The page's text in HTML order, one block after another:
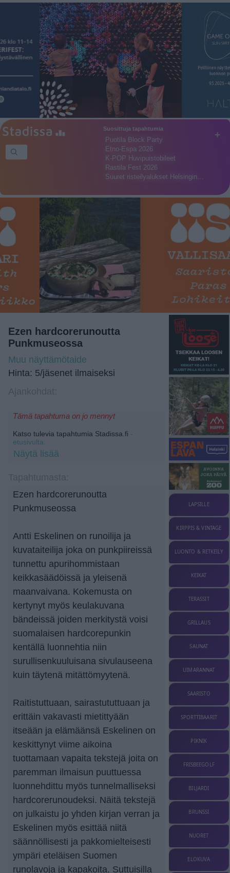
+
Suosittuja tapahtumia
Puotila Block Party
Etno-Espa 2026
K-POP Huvipuistobileet
Rastila Fest 2026
Suuret risteilyalukset Helsingin…
Ezen hardcorerunoutta
Punkmuseossa
Muu näyttämötaide
Hinta: 5/jäsenet ilmaiseksi
Tämä tapahtuma on jo mennyt
Katso tulevia tapahtumia Stadissa.fi -
etusivulta.
Näytä lisää
Ezen hardcorerunoutta
Punkmuseossa
Antti Eskelinen on runoilija ja
kuvataiteilija joka on punkpiireissä
tunnettu apurihommistaan
keikkasäädöissä ja yleisenä
maanvaivana. Kokemusta on
kertynyt myös keulakuvana
bändeissä joiden merkitystä voisi
suomalaisen hardcorepunkin
kentällä luonnehtia niin
surullisenkuuluisana sivulauseena
kuin täytenä mitättömyytenä.
Raitistuttuaan, sairastututtuaan ja
erittäin vakavasti mietittyään
itseään ja elämäänsä Eskelinen on
keskittynyt viime aikoina
tuottamaan vapaita tekstejä joita on
paremman ilmaisun puuttuessa
luonnehdittu myös tunnelmalliseksi
hardcorerunoudeksi. Näitä tekstejä
on julkaistu jo yhden kirjan verran ja
Eskelinen myös esittää niitä
säännöllisesti ja pakkomielteisesti
ympäri eteläisen Suomen
runolavoja ja kapakoita. Suttuisilla
LAPSILLE
KIRPPIS & VINTAGE
LUONTO & RETKEILY
KEIKAT
TERASSIT
GRILLAUS
SAUNAT
UIMARANNAT
SAARISTO
SPORTTIBAARIT
PIKNIK
FRISBEEGOLF
BILJARDI
BRUNSSI
NUORET
ELOKUVA